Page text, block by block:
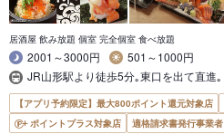
居酒屋 飲み放題 個室 完全個室 食べ放題
2001～3000円
501～1000円
JR山形駅より徒歩5分｡東口を出て直進｡
【アプリ予約限定】最大800ポイント還元対象店
ポイントプラス対象店
適格請求書発行事業者